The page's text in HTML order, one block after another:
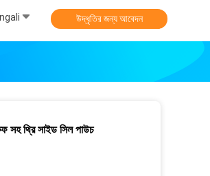
উদ্ধৃতির জন্য আবেদন
সহ থ্রি সাইড সিল পাউচ